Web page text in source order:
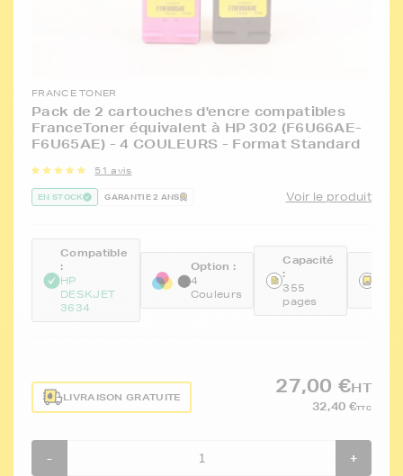
FRANCE TONER
Pack de 2 cartouches d'encre compatibles
FranceToner équivalent à HP 302 (F6U66AE-
F6U65AE) - 4 COULEURS - Format Standard
51 avis
EN STOCK GARANTIE 2 ANS Voir le produit
Compatible
:
HP
DESKJET
3634
Option :
4
Couleurs
Capacité
:
355
pages
LIVRAISON GRATUITE
27,00 €HT
32,40 €TTC
- +